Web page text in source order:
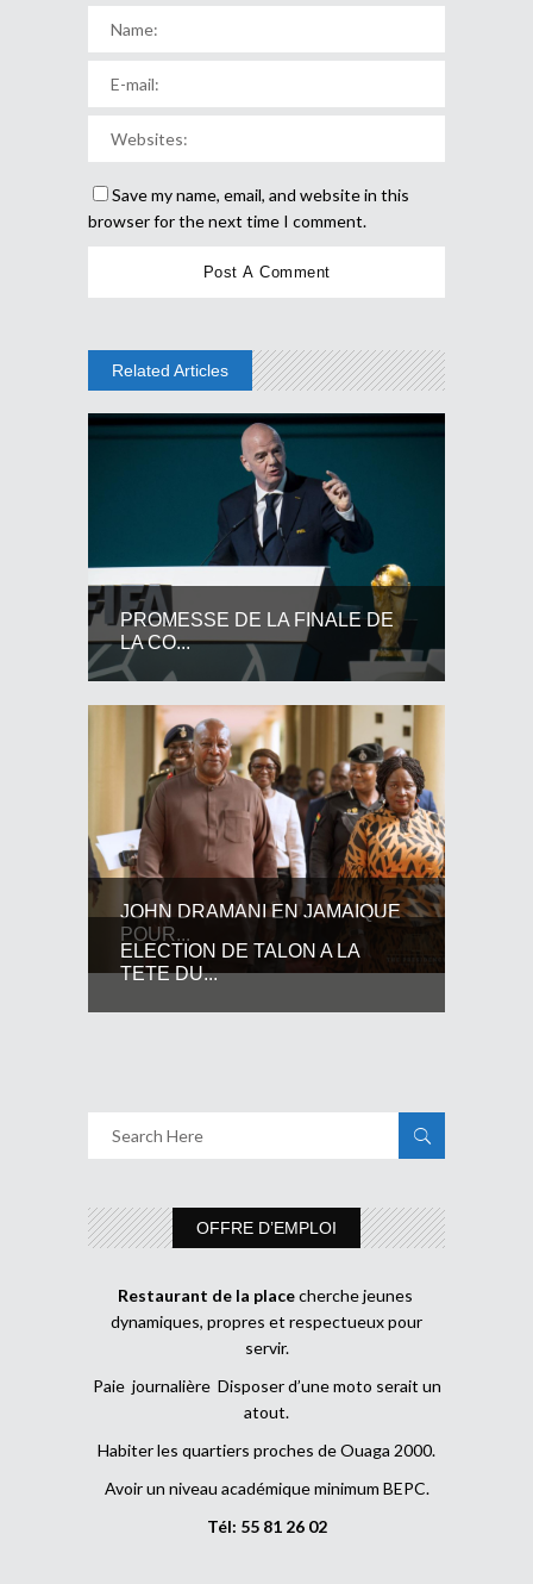
Save my name, email, and website in this
browser for the next time I comment.
Related Articles
PROMESSE DE LA FINALE DE
LA CO...
JOHN DRAMANI EN JAMAIQUE
POUR...
ELECTION DE TALON A LA
TETE DU...
OFFRE D’EMPLOI
Restaurant de la placecherche jeunes
dynamiques, propres et respectueux pour
servir.
Paie journalière Disposer d’une moto serait un
atout.
Habiter les quartiers proches de Ouaga 2000.
Avoir un niveau académique minimum BEPC.
Tél: 55 81 26 02